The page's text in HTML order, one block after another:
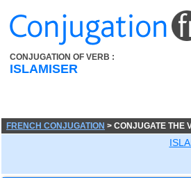
CONJUGATION OF VERB :
ISLAMISER
FRENCH CONJUGATION > CONJUGATE THE